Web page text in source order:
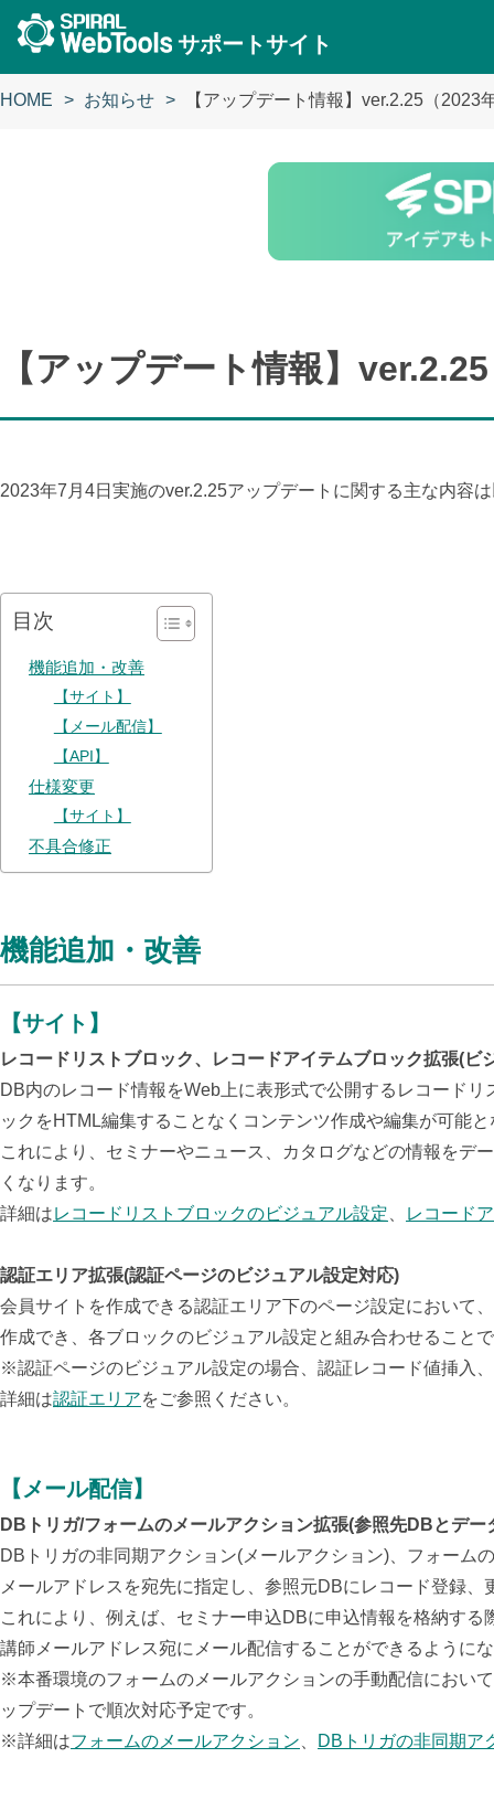
サポートサイト
HOME お知らせ 【アップデート情報】ver.2.25（2023
【アップデート情報】
2023年7月4日実施のver.2.25アップデートに関する主な内容
目次
機能追加・改善
【サイト】
【メール配信】
【API】
仕様変更
【サイト】
不具合修正
機能追加・改善
【サイト】
レコードリストブロック、レコードアイテムブロック拡張(ビ
DB内のレコード情報をWeb上に表形式で公開するレコード
ックをHTML編集することなくコンテンツ作成や編集が可能
これにより、 セミナーやニュース、カタログなどの情報をデ
くなります。
詳細はレコードリストブロックのビジュアル設定 レコード
認証エリア拡張(認証ページのビジュアル設定対応)
会員サイトを作成できる認証エリア下のページ設定において
作成でき、各ブロックのビジュアル設定と組み合わせること
※認証ページのビジュアル設定の場合、認証レコード値挿入
詳細は認証エリアをご参照ください。
【メール配信】
DBトリガ/フォームのメールアクション拡張(参照先DBとデ
DBトリガの非同期アクション( メールアクション) 、フォーム
メールアドレスを宛先に指定し、参照元DBにレコード登録、
これにより、例えば、セミナー申込DBに申込情報を格納す
講師メールアドレス宛にメール配信することができるように
※本番環境のフォームのメールアクションの手動配信におい
ップデートで順次対応予定です。
※詳細はフォームのメールアクション DBトリガの非同期ア